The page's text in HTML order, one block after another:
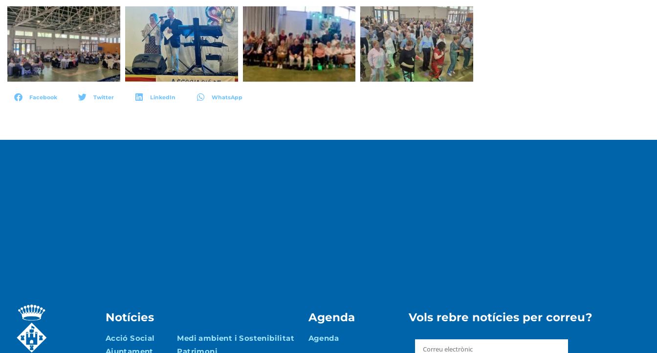
Facebook Twitter LinkedIn WhatsApp
Notícies Agenda Vols rebre notícies per correu?
Acció Social
Medi ambient i Sostenibilitat
Agenda